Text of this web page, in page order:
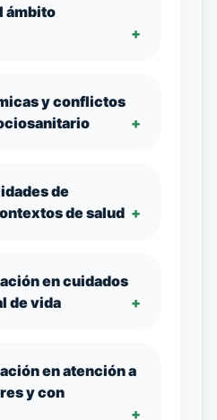
ámbito
y conflictos
de
de salud
en cuidados
de vida
en atención a
y con